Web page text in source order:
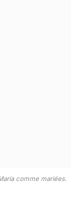
comme mariées.